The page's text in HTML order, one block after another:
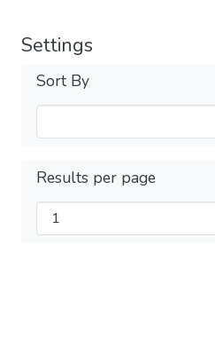
Settings
Sort By
Results per page